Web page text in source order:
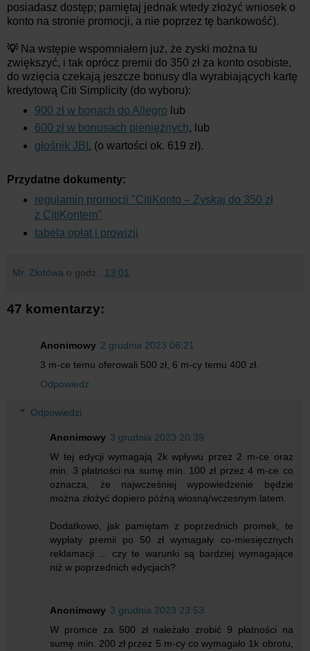
posiadasz dostęp; pamiętaj jednak wtedy złożyć wniosek o
konto na stronie promocji, a nie poprzez tę bankowość).
💡 Na wstępie wspomniałem już, że zyski można tu
zwiększyć, i tak oprócz premii do 350 zł za konto osobiste,
do wzięcia czekają jeszcze bonusy dla wyrabiających kartę
kredytową Citi Simplicity (do wyboru):
900 zł w bonach do Allegro lub
600 zł w bonusach pieniężnych, lub
głośnik JBL(o wartości ok. 619 zł).
Przydatne dokumenty:
regulamin promocji "CitiKonto – Zyskaj do 350 zł
z CitiKontem"
tabela opłat i prowizji
Mr. Złotówa o godz.: 13:01
47 komentarzy:
Anonimowy 2 grudnia 2023 06:21
3 m-ce temu oferowali 500 zł, 6 m-cy temu 400 zł.
Odpowiedz
Odpowiedzi
Anonimowy 3 grudnia 2023 20:39
W tej edycji wymagają 2k wpływu przez 2 m-ce oraz
min. 3 płatności na sumę min. 100 zł przez 4 m-ce co
oznacza, że najwcześniej wypowiedzenie będzie
można złożyć dopiero późną wiosną/wczesnym latem.
Dodatkowo, jak pamiętam z poprzednich promek, te
wypłaty premii po 50 zł wymagały co-miesięcznych
reklamacji ... czy te warunki są bardziej wymagające
niż w poprzednich edycjach?
Anonimowy 3 grudnia 2023 23:53
W promce za 500 zł należało zrobić 9 płatności na
sumę min. 200 zł przez 5 m-cy co wymagało 1k obrotu,